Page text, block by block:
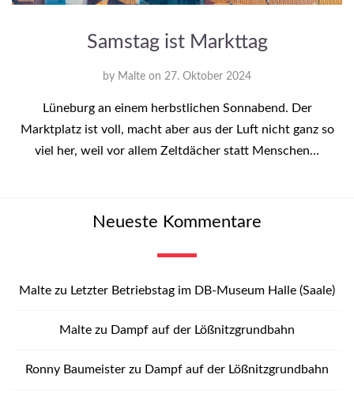
Samstag ist Markttag
by Malte on 27. Oktober 2024
Lüneburg an einem herbstlichen Sonnabend. Der
Marktplatz ist voll, macht aber aus der Luft nicht ganz so
viel her, weil vor allem Zeltdächer statt Menschen…
Neueste Kommentare
Malte zu Letzter Betriebstag im DB-Museum Halle (Saale)
Malte zu Dampf auf der Lößnitzgrundbahn
Ronny Baumeister zu Dampf auf der Lößnitzgrundbahn